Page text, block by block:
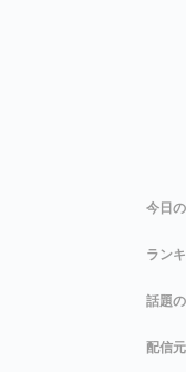
今日
ラン
話題
配信